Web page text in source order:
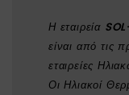
Η εταιρεία
είναι από τις
εταιρείες
Οι Ηλιακοί